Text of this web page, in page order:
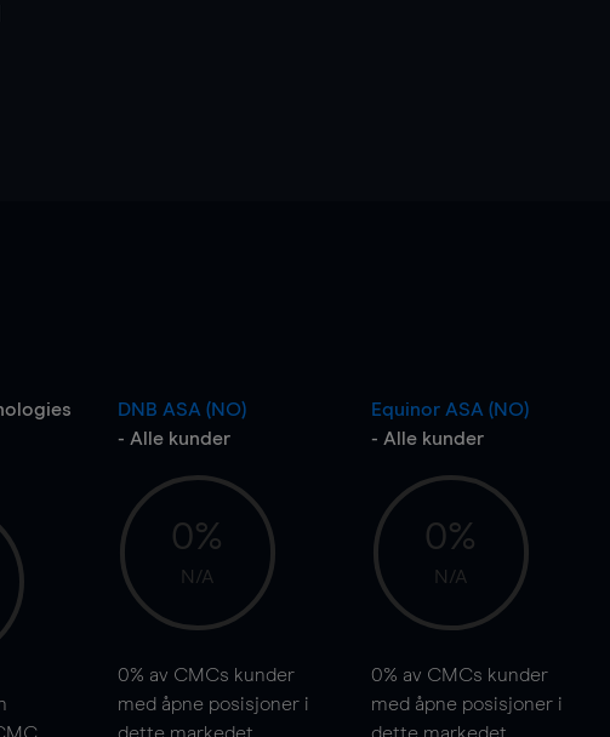
DNB ASA (NO)
- Alle kunder
0%
N/A
0% av CMCs kunder
med åpne posisjoner i
Equinor ASA (NO)
- Alle kunder
0%
N/A
0% av CMCs kunder
med åpne posisjoner i